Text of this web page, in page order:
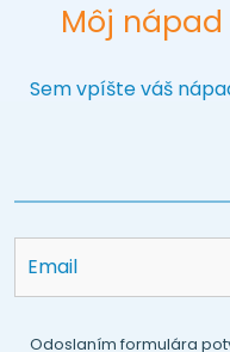
Môj
Odoslaním formulára